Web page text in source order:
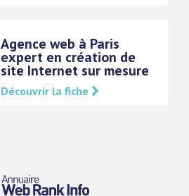
Agence web à Paris
expert en création de
site Internet sur mesure
Découvrir la fiche